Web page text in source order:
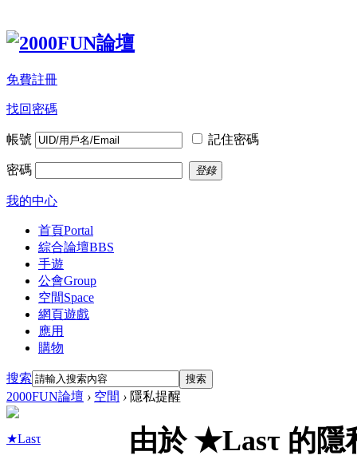
免費註冊
找回密碼
帳號 記住密碼
密碼 登錄
我的中心
首頁Portal
綜合論壇BBS
手遊
公會Group
空間Space
網頁遊戲
應用
購物
搜索 搜索
2000FUN論壇 › 空間 › 隱私提醒
★Lasτ 由於 ★Lasτ 的隱